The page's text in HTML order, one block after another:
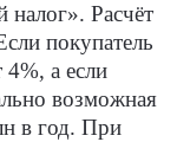
Расчёт
покупатель
4%, а если
возможная
в год. При